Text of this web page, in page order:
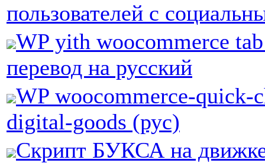
пользователей с
WP yith woocommerce
перевод на русский
WP woocommerce-quick-
digital-goods (рус)
Скрипт БУКСА на